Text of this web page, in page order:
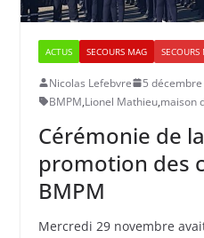
ACTUS SECOURS MAG
Nicolas Lefebvre 5
BMPM,Lionel Mathieu,maison
Cérémonie de
promotion des
BMPM
Mercredi 29 novembre